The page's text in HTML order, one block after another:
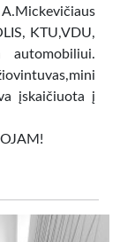
KTU,VDU,
automobiliui.
įskaičiuota į